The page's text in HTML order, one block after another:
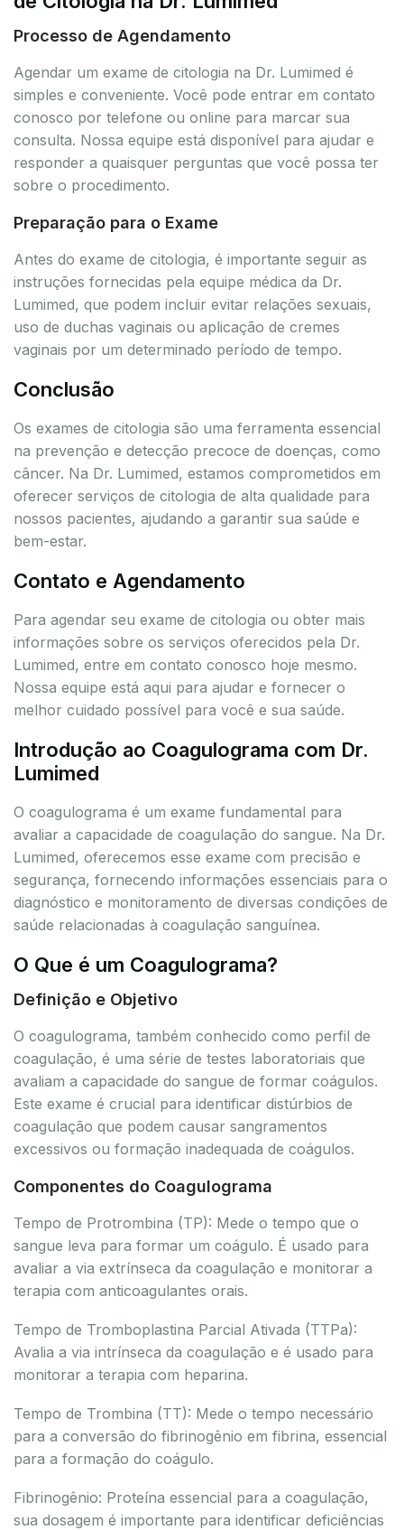
Processo de Agendamento
Agendar um exame de citologia na Dr. Lumimed é
simples e conveniente. Você pode entrar em contato
conosco por telefone ou online para marcar sua
consulta. Nossa equipe está disponível para ajudar e
responder a quaisquer perguntas que você possa ter
sobre o procedimento.
Preparação para o Exame
Antes do exame de citologia, é importante seguir as
instruções fornecidas pela equipe médica da Dr.
Lumimed, que podem incluir evitar relações sexuais,
uso de duchas vaginais ou aplicação de cremes
vaginais por um determinado período de tempo.
Conclusão
Os exames de citologia são uma ferramenta essencial
na prevenção e detecção precoce de doenças, como
câncer. Na Dr. Lumimed, estamos comprometidos em
oferecer serviços de citologia de alta qualidade para
nossos pacientes, ajudando a garantir sua saúde e
bem-estar.
Contato e Agendamento
Para agendar seu exame de citologia ou obter mais
informações sobre os serviços oferecidos pela Dr.
Lumimed, entre em contato conosco hoje mesmo.
Nossa equipe está aqui para ajudar e fornecer o
melhor cuidado possível para você e sua saúde.
Introdução ao Coagulograma com Dr.
Lumimed
O coagulograma é um exame fundamental para
avaliar a capacidade de coagulação do sangue. Na Dr.
Lumimed, oferecemos esse exame com precisão e
segurança, fornecendo informações essenciais para o
diagnóstico e monitoramento de diversas condições de
saúde relacionadas à coagulação sanguínea.
O Que é um Coagulograma?
Definição e Objetivo
O coagulograma, também conhecido como perfil de
coagulação, é uma série de testes laboratoriais que
avaliam a capacidade do sangue de formar coágulos.
Este exame é crucial para identificar distúrbios de
coagulação que podem causar sangramentos
excessivos ou formação inadequada de coágulos.
Componentes do Coagulograma
Tempo de Protrombina (TP): Mede o tempo que o
sangue leva para formar um coágulo. É usado para
avaliar a via extrínseca da coagulação e monitorar a
terapia com anticoagulantes orais.
Tempo de Tromboplastina Parcial Ativada (TTPa):
Avalia a via intrínseca da coagulação e é usado para
monitorar a terapia com heparina.
Tempo de Trombina (TT): Mede o tempo necessário
para a conversão do fibrinogênio em fibrina, essencial
para a formação do coágulo.
Fibrinogênio: Proteína essencial para a coagulação,
sua dosagem é importante para identificar deficiências